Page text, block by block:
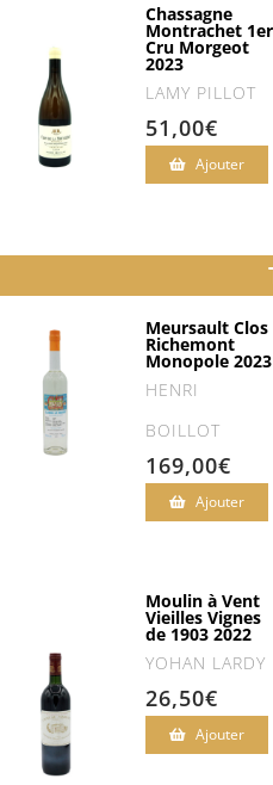
Chassagne
Montrachet 1er
Cru Morgeot
2023
LAMY PILLOT
51,00€
Ajouter
Meursault Clos
Richemont
Monopole 2023
HENRI
BOILLOT
169,00€
Ajouter
Moulin à Vent
Vieilles Vignes
de 1903 2022
YOHAN LARDY
26,50€
Ajouter